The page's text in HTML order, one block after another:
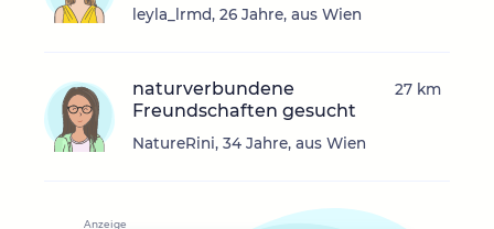
leyla_lrmd, 26 Jahre, aus Wien
naturverbundene
Freundschaften gesucht
NatureRini, 34 Jahre, aus Wien
27 km